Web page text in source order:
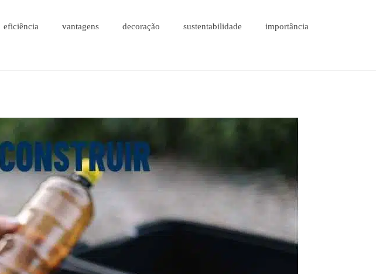
eficiência vantagens decoração sustentabilidade importância